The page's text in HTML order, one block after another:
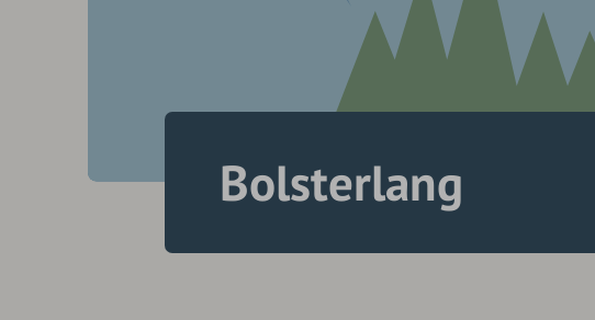
Bolsterlang